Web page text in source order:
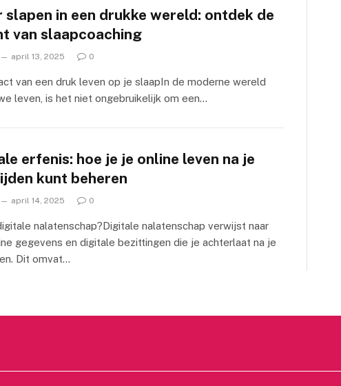
slapen in een drukke wereld: ontdek de
van slaapcoaching
april 13, 2025 0
van een druk leven op je slaapIn de moderne wereld
leven, is het niet ongebruikelijk om een…
erfenis: hoe je je online leven na je
kunt beheren
april 14, 2025 0
nalatenschap?Digitale nalatenschap verwijst naar
gegevens en digitale bezittingen die je achterlaat na je
Dit omvat…